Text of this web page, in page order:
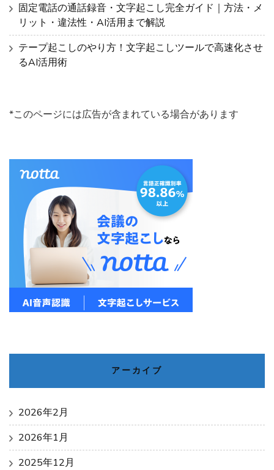
固定電話の通話録音・文字起こし完全ガイド｜方法・メ
リット・違法性・AI活用まで解説
テープ起こしのやり方！文字起こしツールで高速化させ
るAI活用術
*このページには広告が含まれている場合があります
アーカイブ
2026年2月
2026年1月
2025年12月